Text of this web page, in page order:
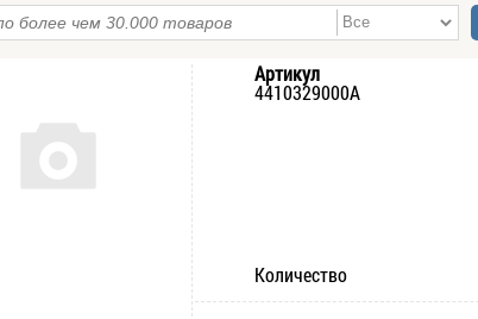
Артикул
4410329000А
Количество